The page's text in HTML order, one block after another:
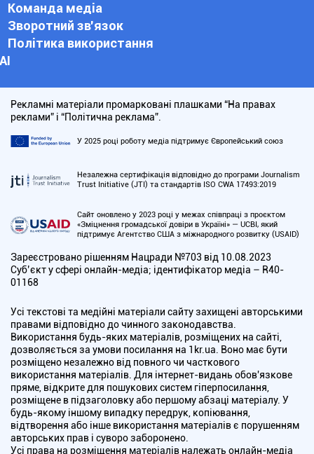
Команда медіа
Зворотний зв'язок
Політика використання
АІ
Рекламні матеріали промарковані плашками “На правах
реклами” і “Політична реклама”.
У 2025 році роботу медіа підтримує Європейський союз
Незалежна сертифікація відповідно до програми Journalism
Trust Initiative (JTI) та стандартів ISO CWA 17493:2019
Сайт оновлено у 2023 році у межах співпраці з проєктом
«Зміцнення громадської довіри в Україні» — UCBI, який
підтримує Агентство США з міжнародного розвитку (USAID)
Зареєстровано рішенням Нацради №703 від 10.08.2023
Cуб’єкт у сфері онлайн-медіа; ідентифікатор медіа – R40-
01168
Усі текстові та медійні матеріали сайту захищені авторськими
правами відповідно до чинного законодавства.
Використання будь-яких матеріалів, розміщених на сайті,
дозволяється за умови посилання на 1kr.ua. Воно має бути
розміщено незалежно від повного чи часткового
використання матеріалів. Для інтернет-видань обов'язкове
пряме, відкрите для пошукових систем гіперпосилання,
розміщене в підзаголовку або першому абзаці матеріалу. У
будь-якому іншому випадку передрук, копіювання,
відтворення або інше використання матеріалів є порушенням
авторських прав і суворо заборонено.
Усі права на розміщення матеріалів належать онлайн-медіа